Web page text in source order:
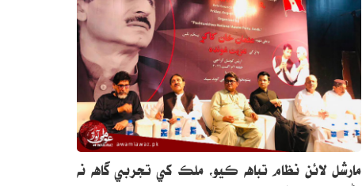
مارشل لائن نظام تباهه ڪيو، ملڪ کي تجربي گاهه نه